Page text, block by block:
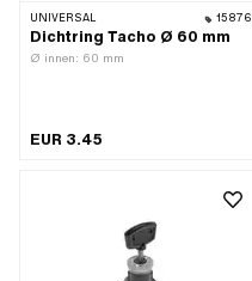
UNIVERSAL 15876
Dichtring Tacho Ø 60 mm
Ø innen: 60 mm
EUR 3.45